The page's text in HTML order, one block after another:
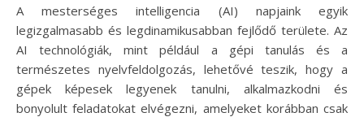
A mesterséges intelligencia (AI) napjaink egyik
legizgalmasabb és legdinamikusabban fejlődő területe. Az
AI technológiák, mint például a gépi tanulás és a
természetes nyelvfeldolgozás, lehetővé teszik, hogy a
gépek képesek legyenek tanulni, alkalmazkodni és
bonyolult feladatokat elvégezni, amelyeket korábban csak